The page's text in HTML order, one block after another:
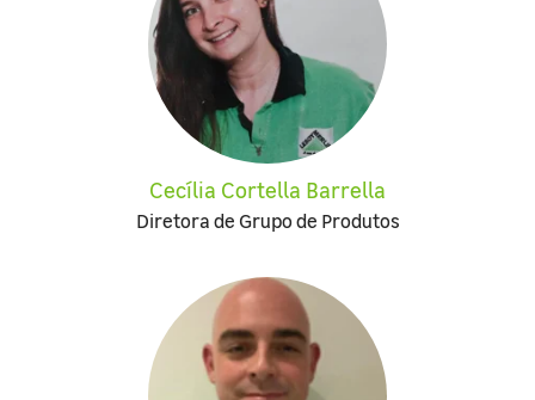
Cecília Cortella Barrella
Diretora de Grupo de Produtos